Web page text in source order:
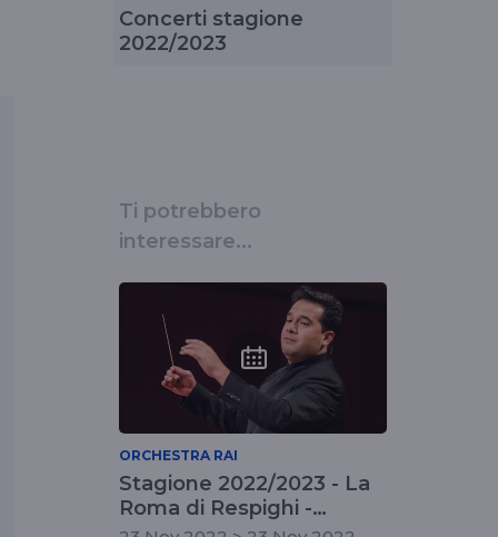
Concerti stagione
2022/2023
Ti potrebbero
interessare...
ORCHESTRA RAI
Stagione 2022/2023 - La
Roma di Respighi -
concerto fuori